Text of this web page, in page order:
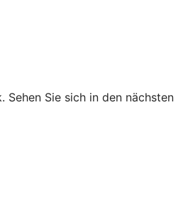
Sie sich in den nächsten